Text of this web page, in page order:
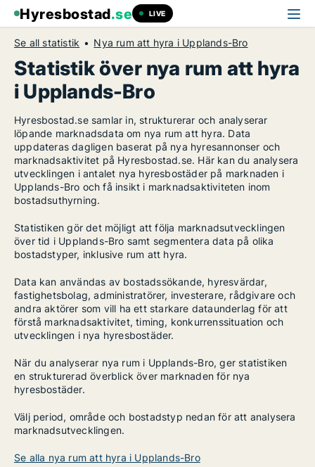
Hyresbostad.se LIVE
Se all statistik Nya rum att hyra i Upplands-Bro
Statistik över nya rum att hyra
i Upplands-Bro
Hyresbostad.se samlar in, strukturerar och analyserar
löpande marknadsdata om nya rum att hyra. Data
uppdateras dagligen baserat på nya hyresannonser och
marknadsaktivitet på Hyresbostad.se. Här kan du analysera
utvecklingen i antalet nya hyresbostäder på marknaden i
Upplands-Bro och få insikt i marknadsaktiviteten inom
bostadsuthyrning.
Statistiken gör det möjligt att följa marknadsutvecklingen
över tid i Upplands-Bro samt segmentera data på olika
bostadstyper, inklusive rum att hyra.
Data kan användas av bostadssökande, hyresvärdar,
fastighetsbolag, administratörer, investerare, rådgivare och
andra aktörer som vill ha ett starkare dataunderlag för att
förstå marknadsaktivitet, timing, konkurrenssituation och
utvecklingen i nya hyresbostäder.
När du analyserar nya rum i Upplands-Bro, ger statistiken
en strukturerad överblick över marknaden för nya
hyresbostäder.
Välj period, område och bostadstyp nedan för att analysera
marknadsutvecklingen.
Se alla nya rum att hyra i Upplands-Bro